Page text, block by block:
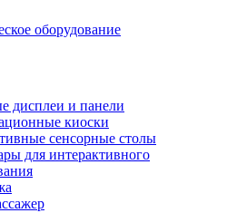
оборудование
дисплеи и панели
киоски
сенсорные столы
для интерактивного